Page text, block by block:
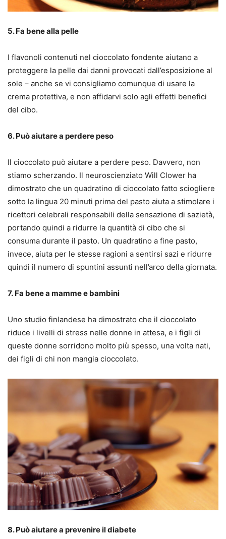
5. Fa bene alla pelle
I flavonoli contenuti nel cioccolato fondente aiutano a
proteggere la pelle dai danni provocati dall’esposizione al
sole – anche se vi consigliamo comunque di usare la
crema protettiva, e non affidarvi solo agli effetti benefici
del cibo.
6. Può aiutare a perdere peso
Il cioccolato può aiutare a perdere peso. Davvero, non
stiamo scherzando. Il neuroscienziato Will Clower ha
dimostrato che un quadratino di cioccolato fatto sciogliere
sotto la lingua 20 minuti prima del pasto aiuta a stimolare i
ricettori celebrali responsabili della sensazione di sazietà,
portando quindi a ridurre la quantità di cibo che si
consuma durante il pasto. Un quadratino a fine pasto,
invece, aiuta per le stesse ragioni a sentirsi sazi e ridurre
quindi il numero di spuntini assunti nell’arco della giornata.
7. Fa bene a mamme e bambini
Uno studio finlandese ha dimostrato che il cioccolato
riduce i livelli di stress nelle donne in attesa, e i figli di
queste donne sorridono molto più spesso, una volta nati,
dei figli di chi non mangia cioccolato.
8. Può aiutare a prevenire il diabete